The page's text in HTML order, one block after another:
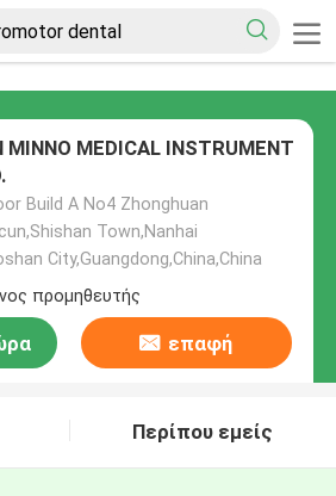
MINNO MEDICAL INSTRUMENT
Build A No4 Zhonghuan
Town,Nanhai
City,Guangdong,China,China
προμηθευτής
επαφή
Περίπου εμείς